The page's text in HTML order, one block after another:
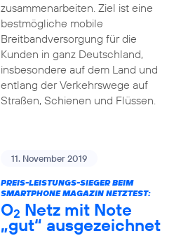
zusammenarbeiten. Ziel ist eine
bestmögliche mobile
Breitbandversorgung für die
Kunden in ganz Deutschland,
insbesondere auf dem Land und
entlang der Verkehrswege auf
Straßen, Schienen und Flüssen.
11. November 2019
PREIS-LEISTUNGS-SIEGER BEIM
SMARTPHONE MAGAZIN NETZTEST:
O2 Netz mit Note
„gut“ ausgezeichnet